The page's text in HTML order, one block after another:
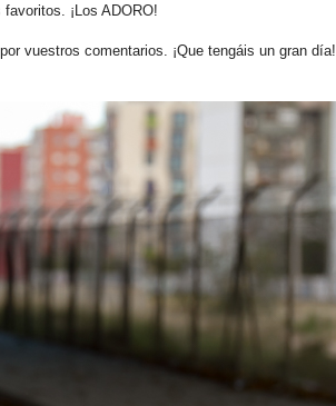
¡Los ADORO!
vuestros comentarios. ¡Que tengáis un gran día!